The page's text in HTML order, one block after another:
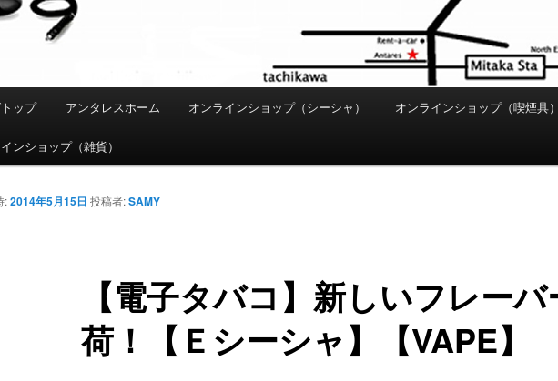
ップ アンタレスホーム オンラインショップ（シーシャ） オンラインショップ（喫煙具）
ンショップ（雑貨）
【電子タバコ】新しいフレーバ
荷！【Ｅシーシャ】【VAPE】
:2014年5月15日 投稿者:SAMY